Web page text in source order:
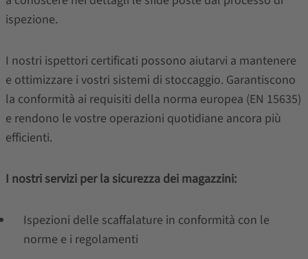
ispezione.
I nostri ispettori certificati possono aiutarvi a mantenere
e ottimizzare i vostri sistemi di stoccaggio. Garantiscono
la conformità ai requisiti della norma europea (EN 15635)
e rendono le vostre operazioni quotidiane ancora più
efficienti.
I nostri servizi per la sicurezza dei magazzini:
Ispezioni delle scaffalature in conformità con le
norme e i regolamenti